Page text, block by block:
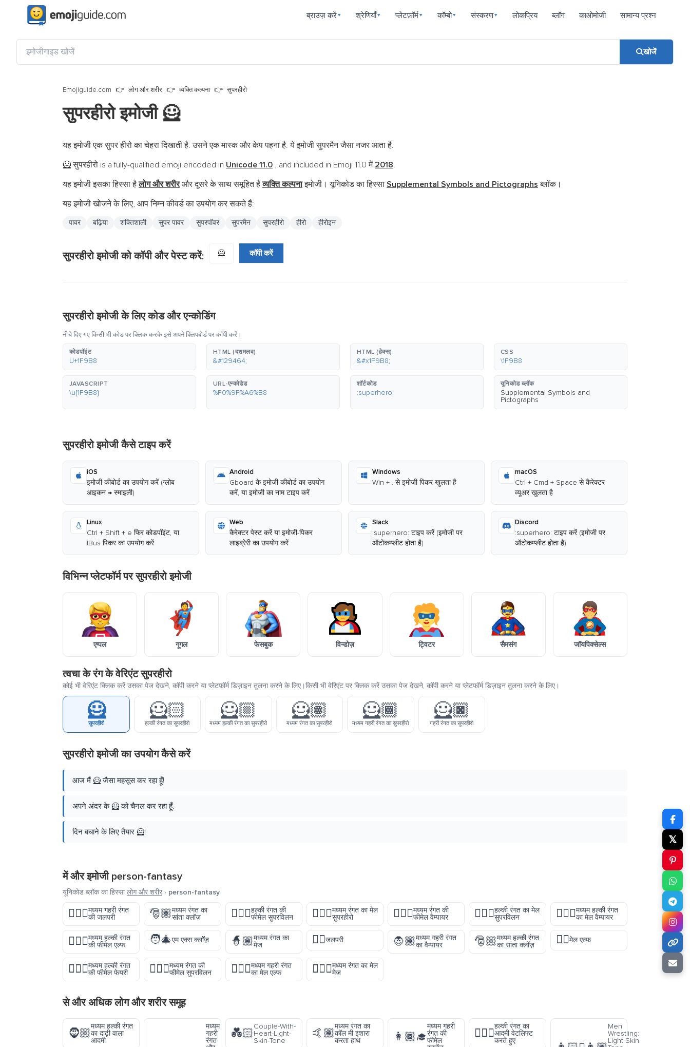
ब्राउज़ करें▾ श्रेणियाँ▾ प्लेटफ़ॉर्म▾ कॉम्बो▾ संस्करण▾ लोकप्रिय ब्लॉग काओमोजी सामान्य प्रश्न
खोजें
Emojiguide.com लोग और शरीर व्यक्ति कल्पना सुपरहीरो
सुपरहीरो इमोजी 🦸
यह इमोजी एक सुपर हीरो का चेहरा दिखाती है. उसने एक मास्क और केप पहना है. ये इमोजी सुपरमैन जैसा नजर आता है.
🦸सुपरहीरो is a fully-qualified emoji encoded in Unicode 11.0 , and included in Emoji 11.0 में 2018.
यह इमोजी इसका हिस्सा हैलोग और शरीरऔर दूसरे के साथ समूहित हैव्यक्ति कल्पनाइमोजी। यूनिकोड का हिस्सा Supplemental Symbols and Pictographs ब्लॉक।
यह इमोजी खोजने के लिए, आप निम्न कीवर्ड का उपयोग कर सकते हैं:
पावर बढ़िया शक्तिशाली सुपर पावर सुपरपॉवर सुपरमैन सुपरहीरो हीरो हीरोइन
सुपरहीरो इमोजी को कॉपी और पेस्ट करें: 🦸 कॉपी करें
सुपरहीरो इमोजी के लिए कोड और एन्कोडिंग
नीचे दिए गए किसी भी कोड पर क्लिक करके इसे अपने क्लिपबोर्ड पर कॉपी करें।
कोडपॉइंट
U+1F9B8
HTML (दशमलव)
&#129464;
HTML (हेक्स)
&#x1F9B8;
CSS
\1F9B8
JAVASCRIPT
\u{1F9B8}
URL-एन्कोडेड
%F0%9F%A6%B8
शॉर्टकोड
:superhero:
यूनिकोड ब्लॉक
Supplemental Symbols and
Pictographs
सुपरहीरो इमोजी कैसे टाइप करें
iOS
इमोजी कीबोर्ड का उपयोग करें (ग्लोब
आइकन → स्माइली)
Android
Gboard के इमोजी कीबोर्ड का उपयोग
करें, या इमोजी का नाम टाइप करें
Windows
Win + . से इमोजी पिकर खुलता है
macOS
Ctrl + Cmd + Space से कैरेक्टर
व्यूअर खुलता है
Linux
Ctrl + Shift + e फिर कोडपॉइंट, या
IBus पिकर का उपयोग करें
Web
कैरेक्टर पेस्ट करें या इमोजी-पिकर
लाइब्रेरी का उपयोग करें
Slack
:superhero: टाइप करें (इमोजी पर
ऑटोकम्प्लीट होता है)
Discord
:superhero: टाइप करें (इमोजी पर
ऑटोकम्प्लीट होता है)
विभिन्न प्लेटफॉर्म पर सुपरहीरो इमोजी
एप्पल गूगल फेसबुक विन्डोज़ ट्विटर सैमसंग जॉयपिक्सेल्स
त्वचा के रंग के वेरिएंट सुपरहीरो
कोई भी वेरिएंट क्लिक करें उसका पेज देखने, कॉपी करने या प्लेटफ़ॉर्म डिज़ाइन तुलना करने के लिए।किसी भी वेरिएंट पर क्लिक करें उसका पेज देखने, कॉपी करने या प्लेटफॉर्म डिज़ाइन तुलना करने के लिए।
🦸
सुपरहीरो
🦸🏻
हल्की रंगत का सुपरहीरो
🦸🏼
मध्यम हल्की रंगत का सुपरहीरो
🦸🏽
मध्यम रंगत का सुपरहीरो
🦸🏾
मध्यम गहरी रंगत का सुपरहीरो
🦸🏿
गहरी रंगत का सुपरहीरो
सुपरहीरो इमोजी का उपयोग कैसे करें
आज मैं 🦸 जैसा महसूस कर रहा हूँ!
अपने अंदर के 🦸 को चैनल कर रहा हूँ.
दिन बचाने के लिए तैयार 🦸!
में और इमोजी person-fantasy
यूनिकोड ब्लॉक का हिस्सालोग और शरीर › person-fantasy
🧜🏾‍♀️मध्यम गहरी रंगत
की जलपरी
🎅🏽मध्यम रंगत का
सांता क्लॉज़
🦹🏻‍♀️हल्की रंगत की
फीमेल सुपरविलन
🦸🏽‍♂️मध्यम रंगत का मेल
सुपरहीरो
🧛🏽‍♀️मध्यम रंगत की
फीमेल वैम्पायर
🦹🏻‍♂️हल्की रंगत का मेल
सुपरविलन
🧛🏼‍♂️मध्यम हल्की रंगत
का मेल वैम्पायर
🧝🏼‍♀️मध्यम हल्की रंगत
की फीमेल एल्फ
🧑‍🎄एम एक्स क्लाॅॅॅॅज़ 🧙🏽मध्यम रंगत का
मेज
🧜‍♀️जलपरी 🧛🏾मध्यम गहरी रंगत
का वैम्पायर
🎅🏼मध्यम हल्की रंगत
का सांता क्लॉज़
🧝‍♂️मेल एल्फ
🧚🏼‍♀️मध्यम हल्की रंगत
की फीमेल फेयरी
🦹🏽‍♀️मध्यम रंगत की
फीमेल सुपरविलन
🧝🏾‍♂️मध्यम गहरी रंगत
का मेल एल्फ
🧙🏽‍♂️मध्यम रंगत का मेल
मेज
से और अधिकलोग और शरीरसमूह
🧔🏼
मध्यम हल्की रंगत
का दाढ़ी वाला
आदमी
मध्यम
गहरी
रंगत
💑🏻
Couple-With-
Heart-Light-
Skin-Tone
🤙🏽
मध्यम रंगत का
कॉल मी इशारा
करता हाथ
👩🏾‍🎓
मध्यम गहरी
रंगत की
फीमेल
🏋🏻‍♂️
हल्की रंगत का
आदमी वेटलिफ्ट
करते हुए
Men
Wrestling:
Light Skin
𝕏